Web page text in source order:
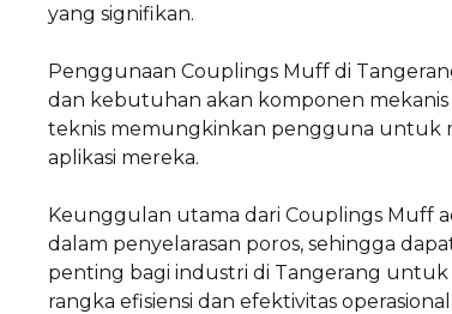
yang signifikan.
Penggunaan Couplings Muff di
dan kebutuhan akan komponen mekanis
teknis memungkinkan pengguna untuk
aplikasi mereka.
Keunggulan utama dari Couplings Muff
dalam penyelarasan poros, sehingga
penting bagi industri di Tangerang
rangka efisiensi dan efektivitas operasional.